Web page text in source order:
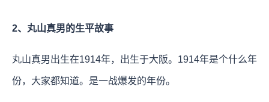
2、丸山真男的生平故事
丸山真男出生在1914年，出生于大阪。1914年是个什么年
份，大家都知道。是一战爆发的年份。